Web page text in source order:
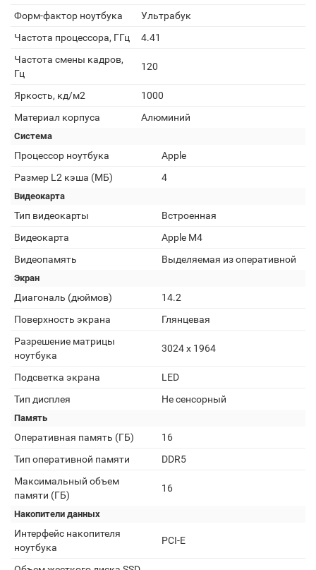
Форм-фактор ноутбука
Ультрабук
Частота процессора, ГГц
4.41
Частота смены кадров,
Гц
120
Яркость, кд/м2
1000
Материал корпуса
Алюминий
Система
Процессор ноутбука
Apple
Размер L2 кэша (МБ)
4
Видеокарта
Тип видеокарты
Встроенная
Видеокарта
Apple M4
Видеопамять
Выделяемая из оперативной
Экран
Диагональ (дюймов)
14.2
Поверхность экрана
Глянцевая
Разрешение матрицы
ноутбука
3024 x 1964
Подсветка экрана
LED
Тип дисплея
Не сенсорный
Память
Оперативная память (ГБ)
16
Тип оперативной памяти
DDR5
Максимальный объем
памяти (ГБ)
16
Накопители данных
Интерфейс накопителя
ноутбука
PCI-E